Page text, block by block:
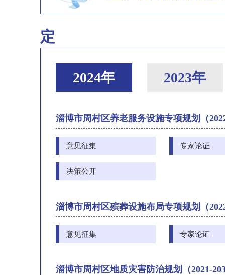
定
2024年 2023年
淄博市周村区养老服务设施专项规划（
意见征集 专家论证
决策公开
淄博市周村区殡葬设施布局专项规划（
意见征集 专家论证
淄博市周村区地质灾害防治规划（2021-